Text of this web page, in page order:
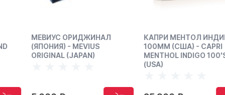
МЕВИУС ОРИДЖИНАЛ
(ЯПОНИЯ) - MEVIUS
ORIGINAL (JAPAN)
КАПРИ МЕНТОЛ ИНДИГО
100ММ (США) - CAPRI
MENTHOL INDIGO 100'S